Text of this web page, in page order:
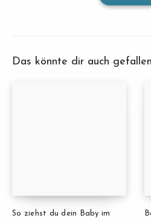
Das könnte dir auch gefallen
So ziehst du dein Baby im